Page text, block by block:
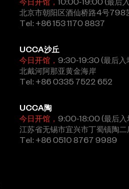
今日开馆， 10:00-19:00 (最后
北京市朝阳区酒仙桥路4号798
Tel: +86 153 1170 8837
UCCA沙丘
今日开馆， 9:30-19:30 (最后入
北戴河阿那亚黄金海岸
Tel: +86 0335 7522 652
UCCA陶
今日开馆， 9:00-18:00 (最后入
江苏省无锡市宜兴市丁蜀镇陶二
Tel: +86 0510 8767 9989